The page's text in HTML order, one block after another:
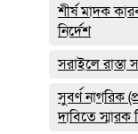
শীর্ষ মাদক
নির্দেশ
সরাইলে রাস্তা
সুবর্ণ নাগরিক
দাবিতে স্মারক